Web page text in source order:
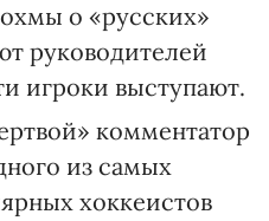
о «русских»
руководителей
игроки выступают.
комментатор
из самых
хоккеистов